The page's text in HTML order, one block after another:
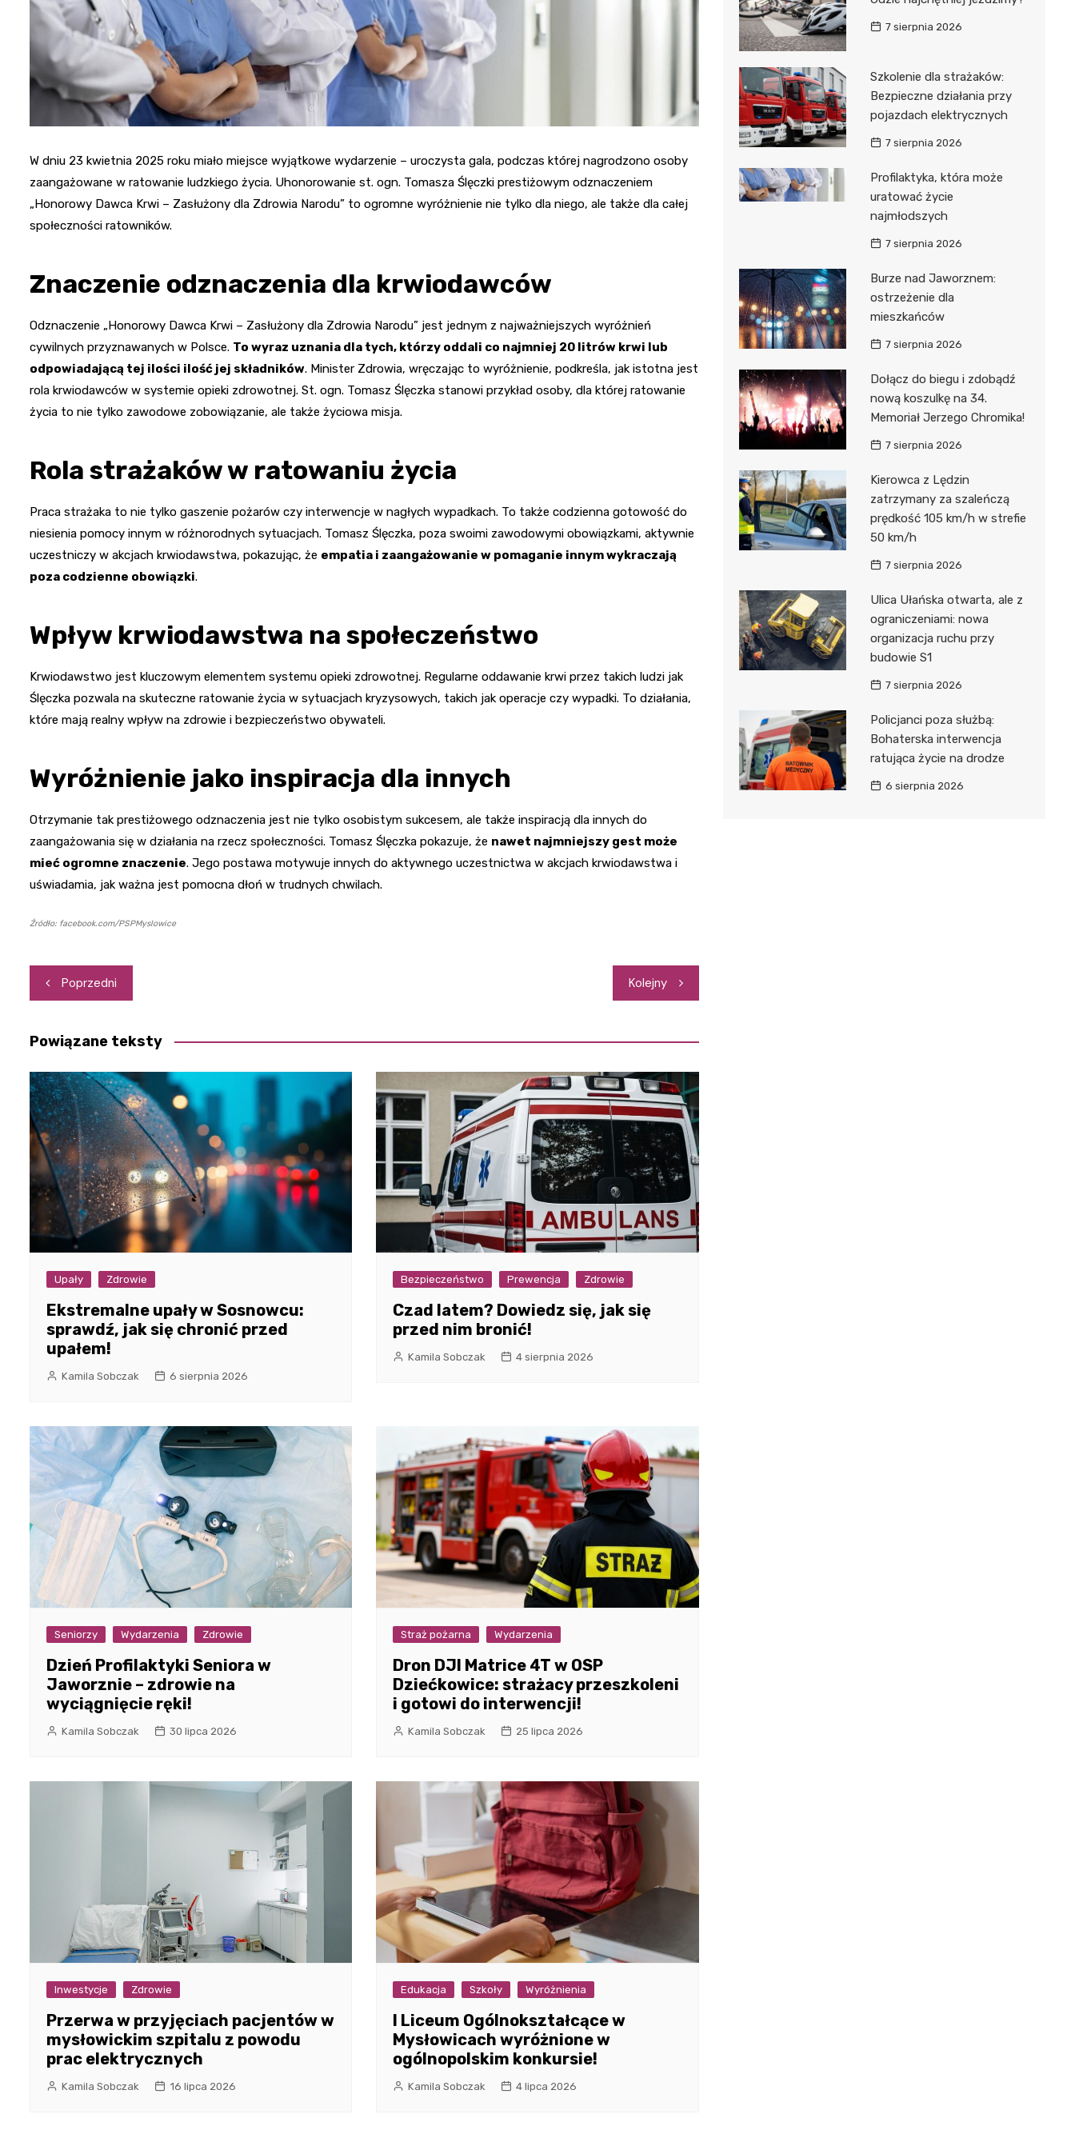
Promenada nad Przemszą
robotnicze Nikiszowiec w
W dniu 23 kwietnia 2025 roku miało miejsce wyjątkowe wydarzenie – uroczysta gala, podczas której nagrodzono osoby
zaangażowane w ratowanie ludzkiego życia. Uhonorowanie st. ogn. Tomasza Ślęczki prestiżowym odznaczeniem
„Honorowy Dawca Krwi – Zasłużony dla Zdrowia Narodu” to ogromne wyróżnienie nie tylko dla niego, ale także dla całej
społeczności ratowników.
Znaczenie odznaczenia dla krwiodawców
Odznaczenie „Honorowy Dawca Krwi – Zasłużony dla Zdrowia Narodu” jest jednym z najważniejszych wyróżnień
cywilnych przyznawanych w Polsce. To wyraz uznania dla tych, którzy oddali co najmniej 20 litrów krwi lub
odpowiadającą tej ilości ilość jej składników. Minister Zdrowia, wręczając to wyróżnienie, podkreśla, jak istotna jest
rola krwiodawców w systemie opieki zdrowotnej. St. ogn. Tomasz Ślęczka stanowi przykład osoby, dla której ratowanie
życia to nie tylko zawodowe zobowiązanie, ale także życiowa misja.
Rola strażaków w ratowaniu życia
Praca strażaka to nie tylko gaszenie pożarów czy interwencje w nagłych wypadkach. To także codzienna gotowość do
niesienia pomocy innym w różnorodnych sytuacjach. Tomasz Ślęczka, poza swoimi zawodowymi obowiązkami, aktywnie
uczestniczy w akcjach krwiodawstwa, pokazując, że empatia i zaangażowanie w pomaganie innym wykraczają
poza codzienne obowiązki.
Wpływ krwiodawstwa na społeczeństwo
Krwiodawstwo jest kluczowym elementem systemu opieki zdrowotnej. Regularne oddawanie krwi przez takich ludzi jak
Ślęczka pozwala na skuteczne ratowanie życia w sytuacjach kryzysowych, takich jak operacje czy wypadki. To działania,
które mają realny wpływ na zdrowie i bezpieczeństwo obywateli.
Wyróżnienie jako inspiracja dla innych
Otrzymanie tak prestiżowego odznaczenia jest nie tylko osobistym sukcesem, ale także inspiracją dla innych do
zaangażowania się w działania na rzecz społeczności. Tomasz Ślęczka pokazuje, że nawet najmniejszy gest może
mieć ogromne znaczenie. Jego postawa motywuje innych do aktywnego uczestnictwa w akcjach krwiodawstwa i
uświadamia, jak ważna jest pomocna dłoń w trudnych chwilach.
Źródło: facebook.com/PSPMyslowice
Nawigacja
wpisu
Poprzedni Kolejny
Powiązane teksty
Upały Zdrowie
Ekstremalne upały w Sosnowcu:
sprawdź, jak się chronić przed
upałem!
Kamila Sobczak 6 sierpnia 2026
Bezpieczeństwo Prewencja Zdrowie
Czad latem? Dowiedz się, jak się
przed nim bronić!
Kamila Sobczak 4 sierpnia 2026
Seniorzy Wydarzenia Zdrowie
Dzień Profilaktyki Seniora w
Jaworznie – zdrowie na
wyciągnięcie ręki!
Kamila Sobczak 30 lipca 2026
Straż pożarna Wydarzenia
Dron DJI Matrice 4T w OSP
Dziećkowice: strażacy przeszkoleni
i gotowi do interwencji!
Kamila Sobczak 25 lipca 2026
Inwestycje Zdrowie
Przerwa w przyjęciach pacjentów w
mysłowickim szpitalu z powodu
prac elektrycznych
Kamila Sobczak 16 lipca 2026
Edukacja Szkoły Wyróżnienia
I Liceum Ogólnokształcące w
Mysłowicach wyróżnione w
ogólnopolskim konkursie!
Kamila Sobczak 4 lipca 2026
7 sierpnia 2026
Szkolenie dla strażaków:
Bezpieczne działania przy
pojazdach elektrycznych
7 sierpnia 2026
Profilaktyka, która może
uratować życie
najmłodszych
7 sierpnia 2026
Burze nad Jaworznem:
ostrzeżenie dla
mieszkańców
7 sierpnia 2026
Dołącz do biegu i zdobądź
nową koszulkę na 34.
Memoriał Jerzego Chromika!
7 sierpnia 2026
Kierowca z Lędzin
zatrzymany za szaleńczą
prędkość 105 km/h w strefie
50 km/h
7 sierpnia 2026
Ulica Ułańska otwarta, ale z
ograniczeniami: nowa
organizacja ruchu przy
budowie S1
7 sierpnia 2026
Policjanci poza służbą:
Bohaterska interwencja
ratująca życie na drodze
6 sierpnia 2026